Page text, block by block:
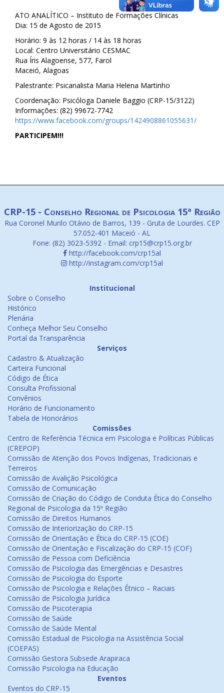
ATO ANALÍTICO – Instituto de Formações Clínicas
Dia: 15 de Agosto de 2015
Horário: 9 às 12 horas / 14 às 18 horas
Local: Centro Universitário CESMAC
Rua Íris Alagoense, 577, Farol
Maceió, Alagoas
Palestrante: Psicanalista Maria Helena Martinho
Coordenação: Psicóloga Daniele Baggio (CRP-15/3122)
Informações: (82) 99672-7742
https://www.facebook.com/groups/1424908861055631/
PARTICIPEM!!!
CRP-15 - Conselho Regional de Psicologia 15ª Região
Rua Coronel Murilo Otávio de Barros, 139 - Gruta de Lourdes. CEP
57.052-401 Maceió - AL
Fone: (82) 3023-5392 - Email: crp15@crp15.org.br
http://facebook.com/crp15al
http://instagram.com/crp15al
Institucional
Sobre o Conselho
Histórico
Plenária
Conheça Melhor Seu Conselho
Portal da Transparência
Serviços
Cadastro & Atualização
Carteira Funcional
Código de Ética
Consulta Profissional
Convênios
Horário de Funcionamento
Tabela de Honorários
Comissões
Centro de Referência Técnica em Psicologia e Políticas Públicas
(CREPOP)
Comissão de Atenção dos Povos Indígenas, Tradicionais e
Terreiros
Comissão de Avalição Psicológica
Comissão de Comunicação
Comissão de Criação do Código de Conduta Ética do Conselho
Regional de Psicologia da 15ª Região
Comissão de Direitos Humanos
Comissão de Interiorização do CRP-15
Comissão de Orientação e Ética do CRP-15 (COE)
Comissão de Orientação e Fiscalização do CRP-15 (COF)
Comissão de Pessoa com Deficiência
Comissão de Psicologia das Emergências e Desastres
Comissão de Psicologia do Esporte
Comissão de Psicologia e Relações Étnico – Raciais
Comissão de Psicologia Jurídica
Comissão de Psicoterapia
Comissão de Saúde
Comissão de Saúde Mental
Comissão Estadual de Psicologia na Assistência Social
(COEPAS)
Comissão Gestora Subsede Arapiraca
Comissão Psicologia na Educação
Eventos
Eventos do CRP-15